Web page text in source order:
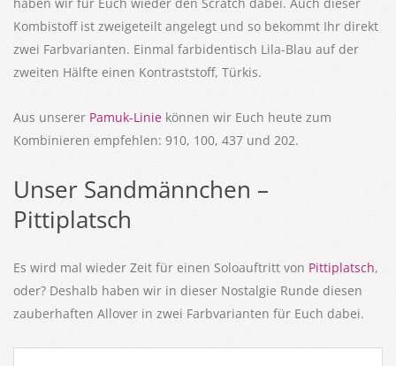
haben wir für Euch wieder den Scratch dabei. Auch dieser
Kombistoff ist zweigeteilt angelegt und so bekommt Ihr direkt
zwei Farbvarianten. Einmal farbidentisch Lila-Blau auf der
zweiten Hälfte einen Kontraststoff, Türkis.
Aus unserer Pamuk-Linie können wir Euch heute zum
Kombinieren empfehlen: 910, 100, 437 und 202.
Unser Sandmännchen –
Pittiplatsch
Es wird mal wieder Zeit für einen Soloauftritt von Pittiplatsch,
oder? Deshalb haben wir in dieser Nostalgie Runde diesen
zauberhaften Allover in zwei Farbvarianten für Euch dabei.